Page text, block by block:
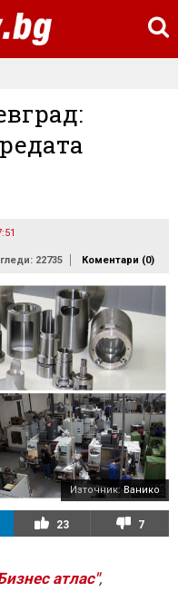
22735 Коментари (0)
Източник:Ванико
23 7
атлас",